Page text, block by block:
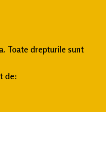
Toate drepturile sunt
de: